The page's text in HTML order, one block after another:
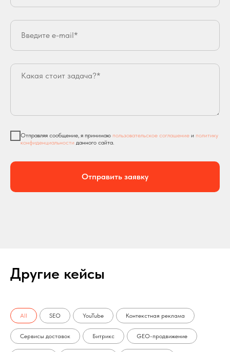
Отправляя сообщение, я принимаю пользовательское соглашение и политику
конфиденциальности данного сайта.
Отправить заявку
Другие кейсы
All SEO YouTube Контекстная реклама
Сервисы доставок Битрикс GEO-продвижение